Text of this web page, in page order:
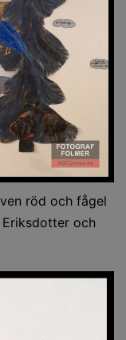
röd och fågel
Eriksdotter och